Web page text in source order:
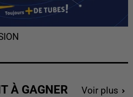
À GAGNER Voir plus